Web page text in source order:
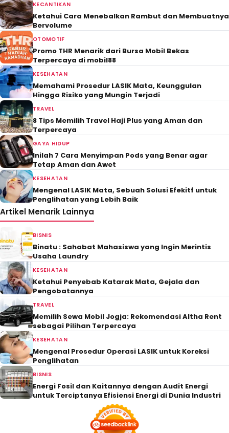
KECANTIKAN
Ketahui Cara Menebalkan Rambut dan Membuatnya
Bervolume
OTOMOTIF
Promo THR Menarik dari Bursa Mobil Bekas
Terpercaya di mobil88
KESEHATAN
Memahami Prosedur LASIK Mata, Keunggulan
Hingga Risiko yang Mungin Terjadi
TRAVEL
8 Tips Memilih Travel Haji Plus yang Aman dan
Terpercaya
GAYA HIDUP
Inilah 7 Cara Menyimpan Pods yang Benar agar
Tetap Aman dan Awet
KESEHATAN
Mengenal LASIK Mata, Sebuah Solusi Efekitf untuk
Penglihatan yang Lebih Baik
Artikel Menarik Lainnya
BISNIS
Binatu : Sahabat Mahasiswa yang Ingin Merintis
Usaha Laundry
KESEHATAN
Ketahui Penyebab Katarak Mata, Gejala dan
Pengobatannya
TRAVEL
Memilih Sewa Mobil Jogja: Rekomendasi Altha Rent
sebagai Pilihan Terpercaya
KESEHATAN
Mengenal Prosedur Operasi LASIK untuk Koreksi
Penglihatan
BISNIS
Energi Fosil dan Kaitannya dengan Audit Energi
untuk Terciptanya Efisiensi Energi di Dunia Industri